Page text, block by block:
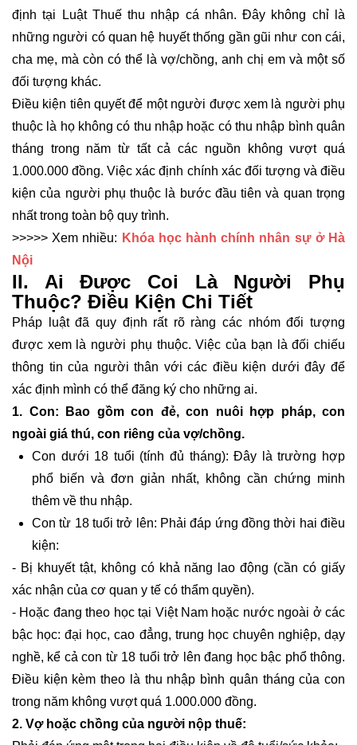
định tại Luật Thuế thu nhập cá nhân. Đây không chỉ là
những người có quan hệ huyết thống gần gũi như con cái,
cha mẹ, mà còn có thể là vợ/chồng, anh chị em và một số
đối tượng khác.
Điều kiện tiên quyết để một người được xem là người phụ
thuộc là họ không có thu nhập hoặc có thu nhập bình quân
tháng trong năm từ tất cả các nguồn không vượt quá
1.000.000 đồng. Việc xác định chính xác đối tượng và điều
kiện của người phụ thuộc là bước đầu tiên và quan trọng
nhất trong toàn bộ quy trình.
>>>>> Xem nhiều: Khóa học hành chính nhân sự ở Hà
Nội
II. Ai Được Coi Là Người Phụ
Thuộc? Điều Kiện Chi Tiết
Pháp luật đã quy định rất rõ ràng các nhóm đối tượng
được xem là người phụ thuộc. Việc của bạn là đối chiếu
thông tin của người thân với các điều kiện dưới đây để
xác định mình có thể đăng ký cho những ai.
1. Con: Bao gồm con đẻ, con nuôi hợp pháp, con
ngoài giá thú, con riêng của vợ/chồng.
Con dưới 18 tuổi (tính đủ tháng): Đây là trường hợp
phổ biến và đơn giản nhất, không cần chứng minh
thêm về thu nhập.
Con từ 18 tuổi trở lên: Phải đáp ứng đồng thời hai điều
kiện:
- Bị khuyết tật, không có khả năng lao động (cần có giấy
xác nhận của cơ quan y tế có thẩm quyền).
- Hoặc đang theo học tại Việt Nam hoặc nước ngoài ở các
bậc học: đại học, cao đẳng, trung học chuyên nghiệp, dạy
nghề, kể cả con từ 18 tuổi trở lên đang học bậc phổ thông.
Điều kiện kèm theo là thu nhập bình quân tháng của con
trong năm không vượt quá 1.000.000 đồng.
2. Vợ hoặc chồng của người nộp thuế: